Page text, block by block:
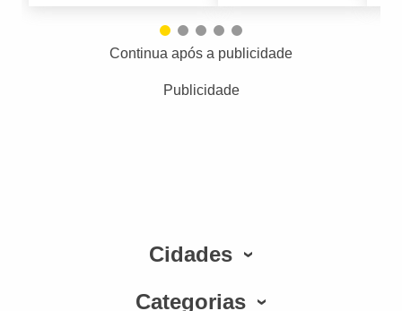
Continua após a publicidade
Publicidade
Cidades
Categorias